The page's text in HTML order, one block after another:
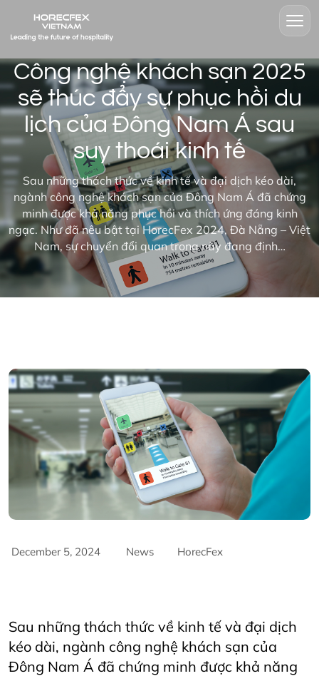
Công nghệ khách sạn 2025
sẽ thúc đẩy sự phục hồi du
lịch của Đông Nam Á sau
suy thoái kinh tế
Sau những thách thức về kinh tế và đại dịch kéo dài,
ngành công nghệ khách sạn của Đông Nam Á đã chứng
minh được khả năng phục hồi và thích ứng đáng kinh
ngạc. Như đã nêu bật tại HorecFex 2024, Đà Nẵng – Việt
Nam, sự chuyển đổi quan trọng này đang định…
December 5, 2024 News HorecFex
Sau những thách thức về kinh tế và đại dịch
kéo dài, ngành công nghệ khách sạn của
Đông Nam Á đã chứng minh được khả năng